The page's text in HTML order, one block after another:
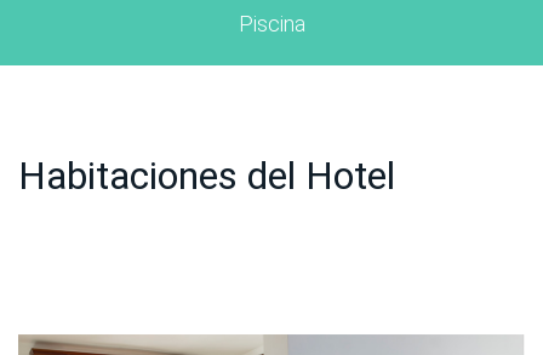
Piscina
Habitaciones del Hotel